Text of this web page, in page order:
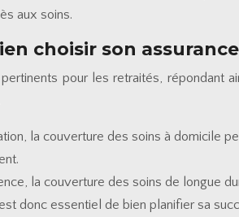
aux soins.
choisir son
pour les retraités, répondant
la couverture des soins à domicile
la couverture des soins de longue
donc essentiel de bien planifier sa